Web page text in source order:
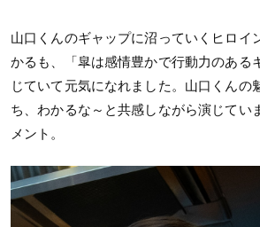
山口くんのギャップに沼っていくヒロイ
かるも、「皐は感情豊かで行動力のある
じていて元気になれました。山口くんの
ち、わかるな～と共感しながら演じてい
メント。